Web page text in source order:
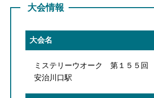
大会情報
大会名
ミステリーウオーク 第１５５回
安治川口駅